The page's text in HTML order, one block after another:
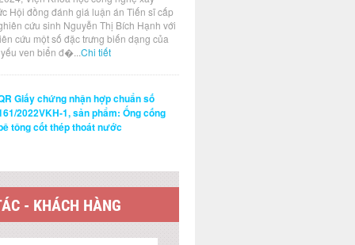
Hội đồng đánh giá luận án Tiến sĩ cấp
cứu sinh Nguyễn Thị Bích Hạnh với
cứu một số đặc trưng biến dạng của
ven biển đ�...Chi tiết
Giấy chứng nhận hợp chuẩn số
2022VKH-1, sản phẩm: Ống cống
tông cốt thép thoát nước
- KHÁCH HÀNG